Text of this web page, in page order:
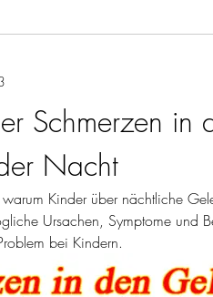
Schmerzen in
Nacht
Kinder über nächtliche
Ursachen, Symptome und
bei Kindern.